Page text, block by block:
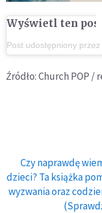
Wyświetl ten
Źródło: Church POP /
Czy naprawdę
dzieci? Ta książka
wyzwania oraz